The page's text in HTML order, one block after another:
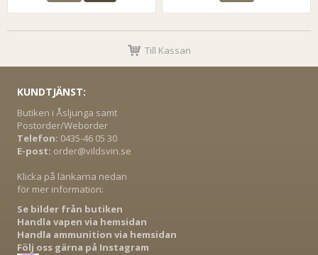
Till Kassan
KUNDTJÄNST:
Butiken i Åsljunga samt
Postorder/Weborder
Telefon: 0435-46 05 30
E-post: order@vildsvin.se
Klicka på länkarna nedan
för mer information:
Se bilder från butiken
Handla vapen via hemsidan
Handla ammunition via hemsidan
Följ oss gärna på Instagram